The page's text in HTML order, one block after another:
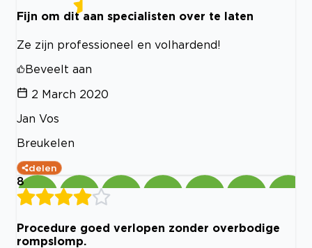
Fijn om dit aan specialisten over te laten
Ze zijn professioneel en volhardend!
Beveelt aan
2 March 2020
Jan Vos
Breukelen
delen
8
Procedure goed verlopen zonder overbodige
rompslomp.